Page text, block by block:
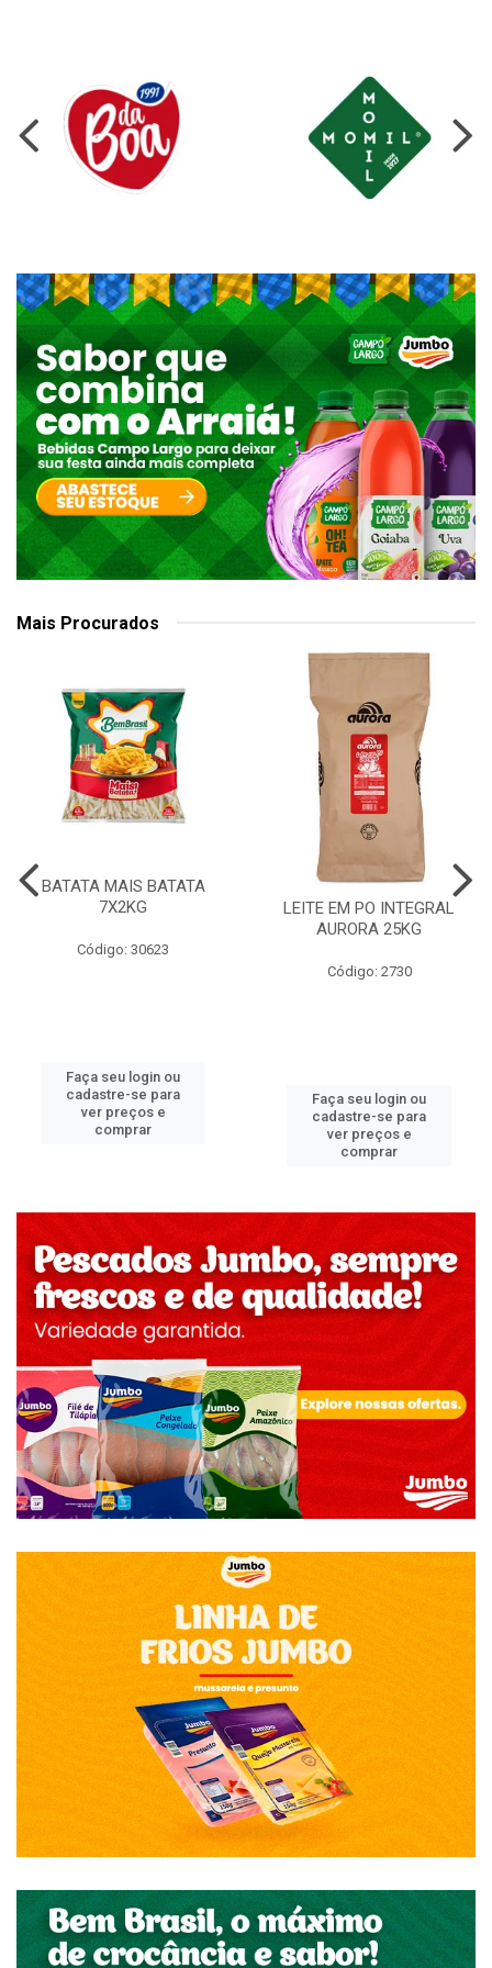
Mais Procurados
BATATA MAIS BATATA
7X2KG
Código: 30623
Faça seu login ou
cadastre-se para
ver preços e
comprar
LEITE EM PO INTEGRAL
AURORA 25KG
Código: 2730
Faça seu login ou
cadastre-se para
ver preços e
comprar